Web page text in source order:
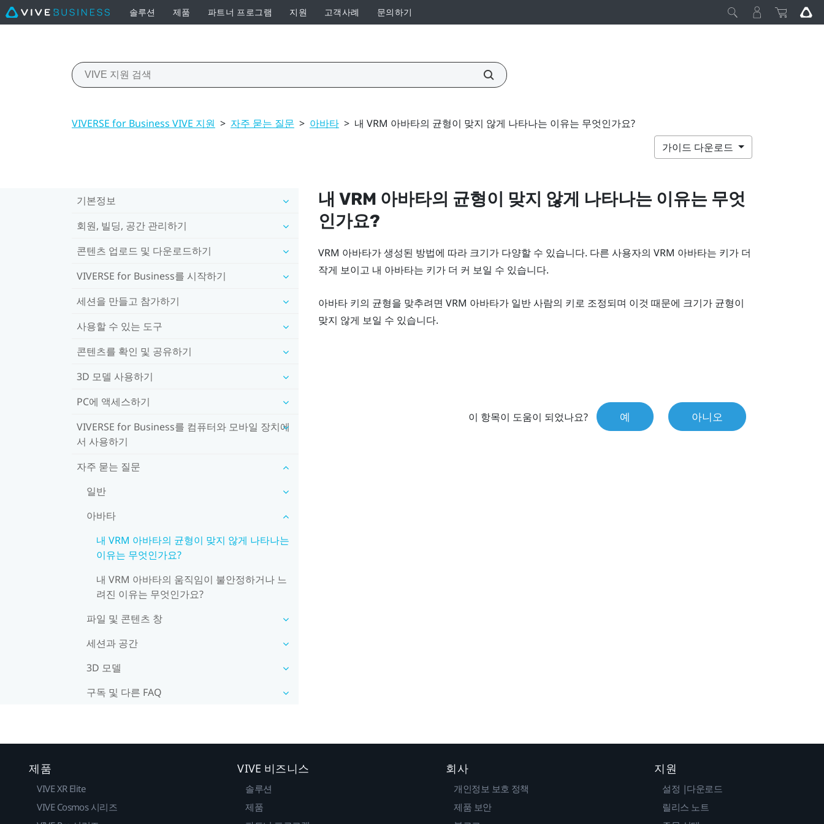
솔루션 제품 파트너 프로그램 지원 고객사례 문의하기
VIVERSE for Business VIVE 지원 > 자주 묻는 질문 > 아바타 > 내 VRM 아바타의 균형이 맞지 않게 나타나는 이유는 무엇인가요?
가이드 다운로드
기본정보
회원, 빌딩, 공간 관리하기
콘텐츠 업로드 및 다운로드하기
VIVERSE for Business를 시작하기
세션을 만들고 참가하기
사용할 수 있는 도구
콘텐츠를 확인 및 공유하기
3D 모델 사용하기
PC에 액세스하기
VIVERSE for Business를 컴퓨터와 모바일 장치에
서 사용하기
자주 묻는 질문
일반
아바타
내 VRM 아바타의 균형이 맞지 않게 나타나는
이유는 무엇인가요?
내 VRM 아바타의 움직임이 불안정하거나 느
려진 이유는 무엇인가요?
파일 및 콘텐츠 창
세션과 공간
3D 모델
구독 및 다른 FAQ
내 VRM 아바타의 균형이 맞지 않게 나타나는 이유는 무엇
인가요?
VRM 아바타가 생성된 방법에 따라 크기가 다양할 수 있습니다. 다른 사용자의 VRM 아바타는 키가 더
작게 보이고 내 아바타는 키가 더 커 보일 수 있습니다.
아바타 키의 균형을 맞추려면 VRM 아바타가 일반 사람의 키로 조정되며 이것 때문에 크기가 균형이
맞지 않게 보일 수 있습니다.
이 항목이 도움이 되었나요? 예 아니오
제품
VIVE XR Elite
VIVE Cosmos 시리즈
VIVE 비즈니스
솔루션
제품
회사
개인정보 보호 정책
제품 보안
지원
설정 |다운로드
릴리스 노트